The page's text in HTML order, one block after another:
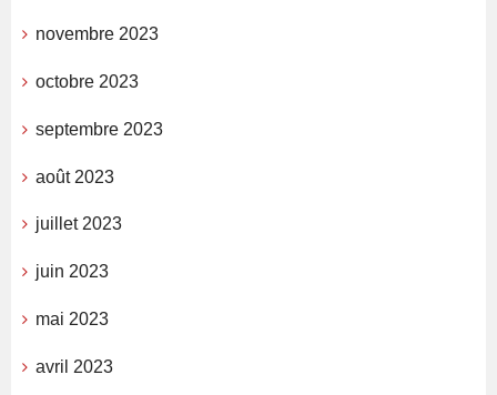
novembre 2023
octobre 2023
septembre 2023
août 2023
juillet 2023
juin 2023
mai 2023
avril 2023